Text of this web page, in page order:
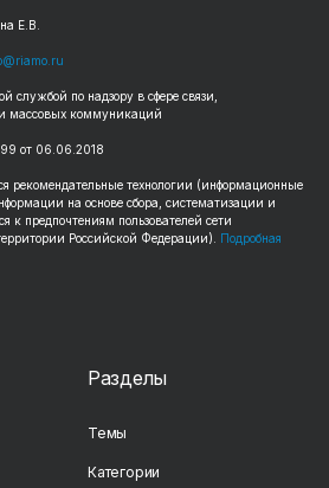
Е.В.
службой по надзору в сфере связи,
массовых коммуникаций
от 06.06.2018
рекомендательные технологии (информационные
на основе сбора, систематизации и
к предпочтениям пользователей сети
Российской Федерации). Подробная
Разделы
Темы
Категории